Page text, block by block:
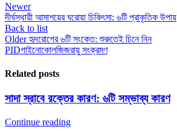
Newer
দীর্ঘস্থায়ী আমাশয়ের ঘরোয়া চিকিৎসা: ৬টি প্রাকৃতিক উপায়
Back to list
Older হৃদরোগের ৬টি সংকেত: শুরুতেই চিনে নিন
PIDগাইনোকোলজিজরায়ু সংক্রমণ
Related posts
সাদা স্রাবে রক্তের কারণ: ৬টি সম্ভাব্য কারণ
Continue reading